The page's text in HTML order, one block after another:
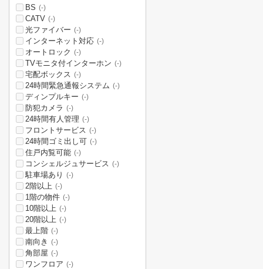
BS (-)
CATV (-)
光ファイバー (-)
インターネット対応 (-)
オートロック (-)
TVモニタ付インターホン (-)
宅配ボックス (-)
24時間緊急通報システム (-)
ディンプルキー (-)
防犯カメラ (-)
24時間有人管理 (-)
フロントサービス (-)
24時間ゴミ出し可 (-)
住戸内覧可能 (-)
コンシェルジュサービス (-)
駐車場あり (-)
2階以上 (-)
1階の物件 (-)
10階以上 (-)
20階以上 (-)
最上階 (-)
南向き (-)
角部屋 (-)
ワンフロア (-)